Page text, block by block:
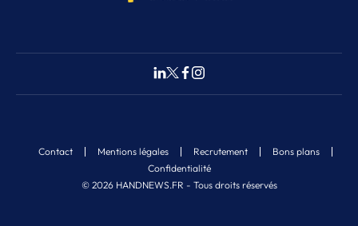
© 2026 HANDNEWS.FR - Tous droits réservés
Contact Mentions légales Recrutement
Bons plans
Confidentialité